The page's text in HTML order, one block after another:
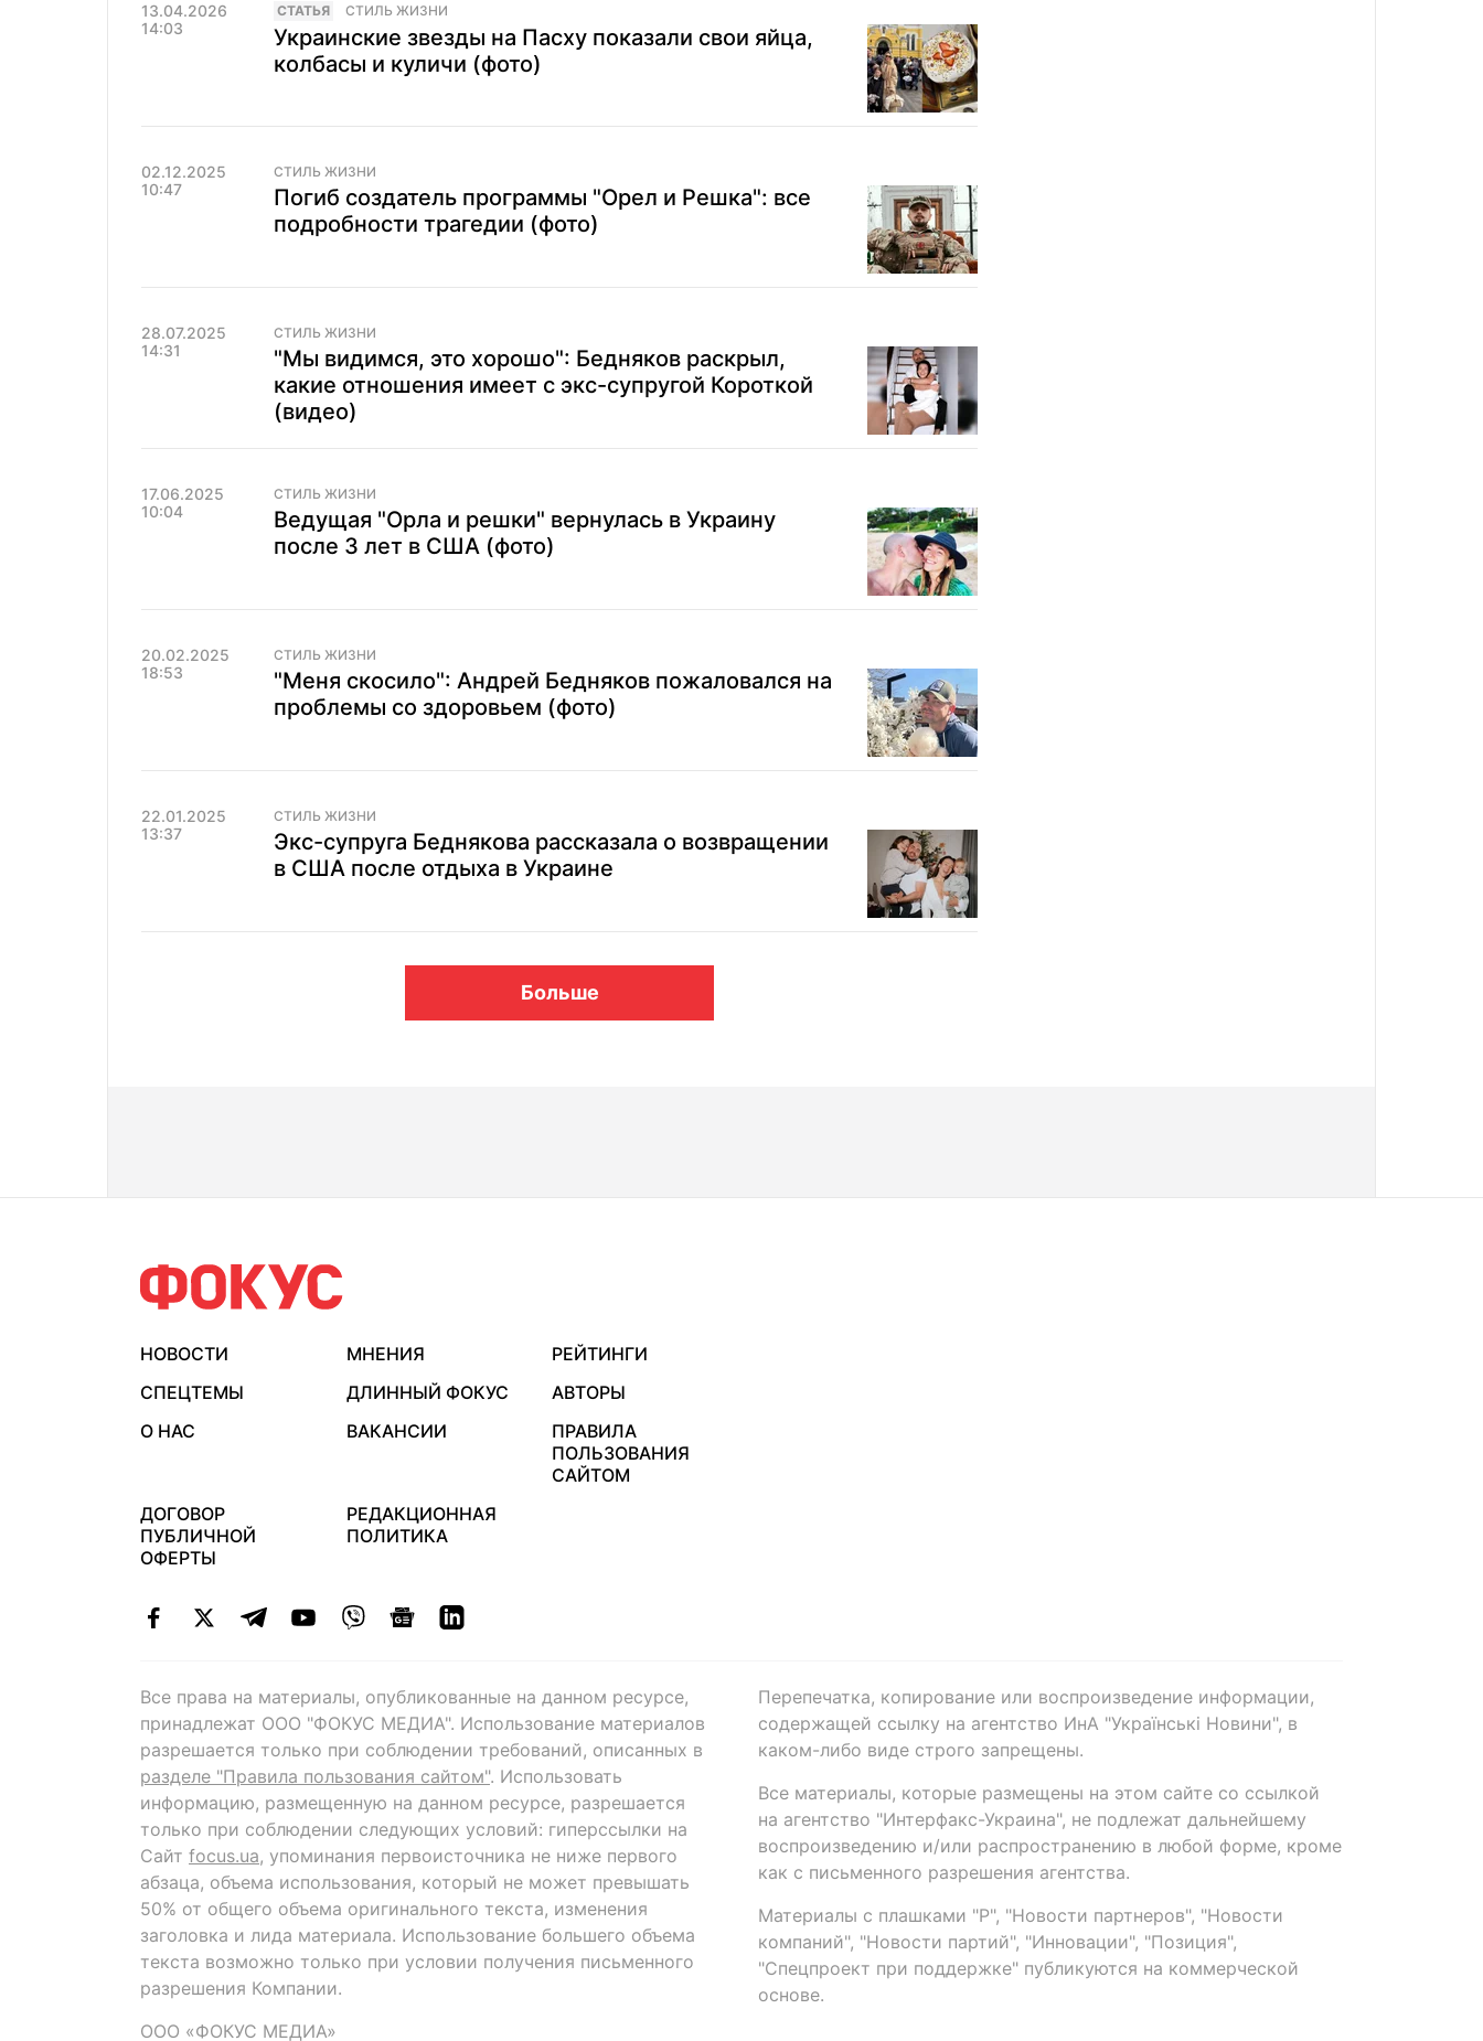
13.04.2026
14:03
CТАТЬЯ СТИЛЬ ЖИЗНИ
Украинские звезды на Пасху показали свои яйца,
колбасы и куличи (фото)
02.12.2025
10:47
СТИЛЬ ЖИЗНИ
Погиб создатель программы "Орел и Решка": все
подробности трагедии (фото)
28.07.2025
14:31
СТИЛЬ ЖИЗНИ
"Мы видимся, это хорошо": Бедняков раскрыл,
какие отношения имеет с экс-супругой Короткой
(видео)
17.06.2025
10:04
СТИЛЬ ЖИЗНИ
Ведущая "Орла и решки" вернулась в Украину
после 3 лет в США (фото)
20.02.2025
18:53
СТИЛЬ ЖИЗНИ
"Меня скосило": Андрей Бедняков пожаловался на
проблемы со здоровьем (фото)
22.01.2025
13:37
СТИЛЬ ЖИЗНИ
Экс-супруга Беднякова рассказала о возвращении
в США после отдыха в Украине
Больше
НОВОСТИ МНЕНИЯ
РЕЙТИНГИ
СПЕЦТЕМЫ
ДЛИННЫЙ ФОКУС
АВТОРЫ
О НАС
ВАКАНСИИ
ПРАВИЛА
ПОЛЬЗОВАНИЯ
САЙТОМ
ДОГОВОР
ПУБЛИЧНОЙ
ОФЕРТЫ
РЕДАКЦИОННАЯ
ПОЛИТИКА
Все права на материалы, опубликованные на данном ресурсе,
принадлежат ООО "ФОКУС МЕДИА". Использование материалов
разрешается только при соблюдении требований, описанных в
разделе "Правила пользования сайтом". Использовать
информацию, размещенную на данном ресурсе, разрешается
только при соблюдении следующих условий: гиперссылки на
Сайт focus.ua, упоминания первоисточника не ниже первого
абзаца, объема использования, который не может превышать
50% от общего объема оригинального текста, изменения
заголовка и лида материала. Использование большего объема
текста возможно только при условии получения письменного
разрешения Компании.
ООО «ФОКУС МЕДИА»
Перепечатка, копирование или воспроизведение информации,
содержащей ссылку на агентство ИнА "Українські Новини", в
каком-либо виде строго запрещены.
Все материалы, которые размещены на этом сайте со ссылкой
на агентство "Интерфакс-Украина", не подлежат дальнейшему
воспроизведению и/или распространению в любой форме, кроме
как с письменного разрешения агентства.
Материалы с плашками "Р", "Новости партнеров", "Новости
компаний", "Новости партий", "Инновации", "Позиция",
"Спецпроект при поддержке" публикуются на коммерческой
основе.